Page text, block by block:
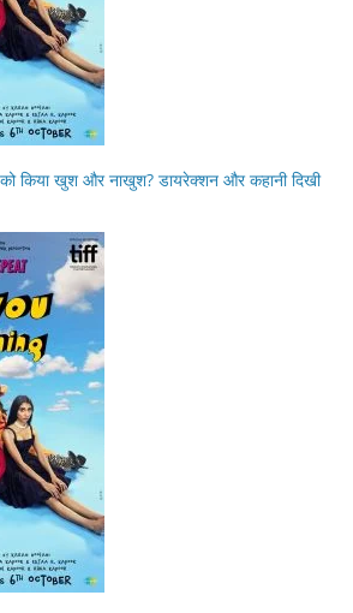
किया खुश और नाखुश? डायरेक्शन और कहानी दिखी